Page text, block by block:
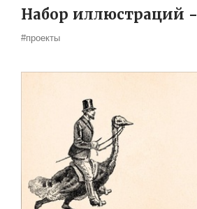
Набор иллюстраций -
#проекты